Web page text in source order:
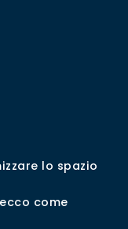
lo spazio
come